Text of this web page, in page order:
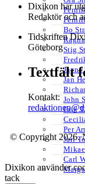
Bo
Stig
Jayne
Jan
John
Erik
Per
Jarl
Carl
Dixikon har
Redaktör och
Tidskriften
Göteborg
Textfält
Kontakt:
© Copyright 2026.
Dixikon använder
tack